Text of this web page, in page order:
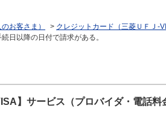
お客さま） > クレジットカード（三菱ＵＦＪ-
日以降の日付で請求がある。
】サービス（プロバイダ・電話